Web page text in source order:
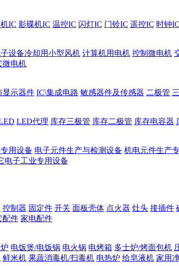
IC 影碟机IC 温控IC 闪灯IC 门铃IC 遥控IC 时钟IC
设备冷却用小型风机 计算机用电机 控制微电机
微电机
显示器件 IC\集成电路 敏感器件及传感器 二极管
LED代理 库存三极管 库存二极管 库存电容器
用设备 电子元件生产与检测设备 机电元件生产
电子工业专用设备
控制器 固定件 开关 面板壳体 点火器 灶头 接插件
配件 家电配件
电饭煲/电饭锅 电火锅 电烤箱 多士炉/烤面包机
鲜米机 果蔬消毒机/扫毒机 电热炉 给皂液机 家用